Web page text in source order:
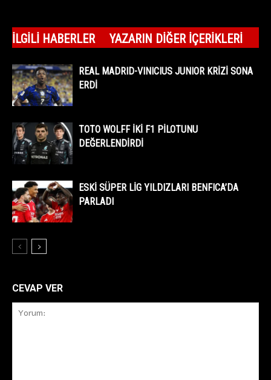
İLGILI HABERLER YAZARIN DIĞER İÇERIKLERI
REAL MADRID-VINICIUS JUNIOR KRİZİ SONA
ERDİ
TOTO WOLFF İKİ F1 PİLOTUNU
DEĞERLENDİRDİ
ESKİ SÜPER LİG YILDIZLARI BENFICA’DA
PARLADI
CEVAP VER